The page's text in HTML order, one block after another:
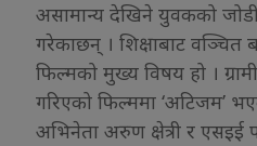
असामान्य देखिने युवकको
गरेकाछन् । शिक्षाबाट वञ्चित
फिल्मको मुख्य विषय हो ।
गरिएको फिल्ममा ‘अटिजम’
अभिनेता अरुण क्षेत्री र एसइई